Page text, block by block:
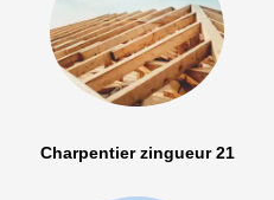
Charpentier zingueur 21